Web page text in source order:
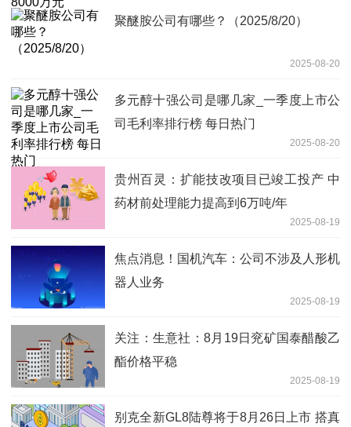
聚醚胺公司有哪些？（2025/8/20）
2025-08-20
多元醇十强公司是哪几家_一季度上市公
司毛利率排行榜 每日热门
2025-08-20
贵州百灵：扩能技改项目已竣工投产 中
药材前处理能力提高到6万吨/年
2025-08-19
焦点消息！国机汽车：公司不涉及人形机
器人业务
2025-08-19
关注：生意社：8月19日兖矿国泰醋酸乙
酯价格平稳
2025-08-19
别克全新GL8陆尊将于8月26日上市 搭真